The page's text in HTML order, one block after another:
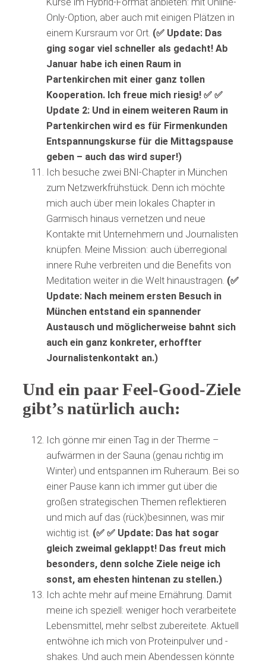
Kurse im Hybrid-Format anbieten: mit Online-
Only-Option, aber auch mit einigen Plätzen in
einem Kursraum vor Ort. (✅ Update: Das
ging sogar viel schneller als gedacht! Ab
Januar habe ich einen Raum in
Partenkirchen mit einer ganz tollen
Kooperation. Ich freue mich riesig! ✅ ✅
Update 2: Und in einem weiteren Raum in
Partenkirchen wird es für Firmenkunden
Entspannungskurse für die Mittagspause
geben – auch das wird super!)
Ich besuche zwei BNI-Chapter in München
zum Netzwerkfrühstück. Denn ich möchte
mich auch über mein lokales Chapter in
Garmisch hinaus vernetzen und neue
Kontakte mit Unternehmern und Journalisten
knüpfen. Meine Mission: auch überregional
innere Ruhe verbreiten und die Benefits von
Meditation weiter in die Welt hinaustragen. (✅
Update: Nach meinem ersten Besuch in
München entstand ein spannender
Austausch und möglicherweise bahnt sich
auch ein ganz konkreter, erhoffter
Journalistenkontakt an.)
Und ein paar Feel-Good-Ziele
gibt’s natürlich auch:
Ich gönne mir einen Tag in der Therme –
aufwärmen in der Sauna (genau richtig im
Winter) und entspannen im Ruheraum. Bei so
einer Pause kann ich immer gut über die
großen strategischen Themen reflektieren
und mich auf das (rück)besinnen, was mir
wichtig ist. (✅ ✅ Update: Das hat sogar
gleich zweimal geklappt! Das freut mich
besonders, denn solche Ziele neige ich
sonst, am ehesten hintenan zu stellen.)
Ich achte mehr auf meine Ernährung. Damit
meine ich speziell: weniger hoch verarbeitete
Lebensmittel, mehr selbst zubereitete. Aktuell
entwöhne ich mich von Proteinpulver und -
shakes. Und auch mein Abendessen könnte